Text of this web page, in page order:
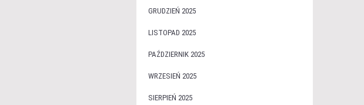
GRUDZIEŃ 2025
LISTOPAD 2025
PAŹDZIERNIK 2025
WRZESIEŃ 2025
SIERPIEŃ 2025